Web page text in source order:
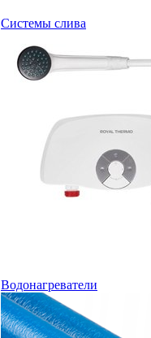
Системы слива
Водонагреватели